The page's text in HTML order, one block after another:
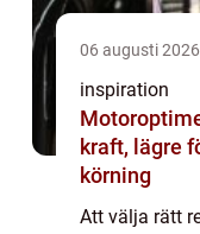
06 augusti 2026
inspiration
kraft, lägre
körning
Att välja rätt